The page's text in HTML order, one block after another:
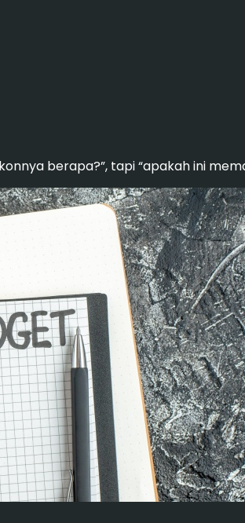
berapa?”, tapi “apakah ini